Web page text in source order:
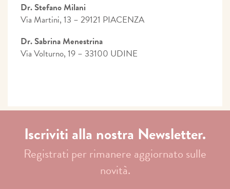
Dr. Stefano Milani
Via Martini, 13 – 29121 PIACENZA
Dr. Sabrina Menestrina
Via Volturno, 19 – 33100 UDINE
Iscriviti alla nostra Newsletter.
Registrati per rimanere aggiornato sulle
novità.